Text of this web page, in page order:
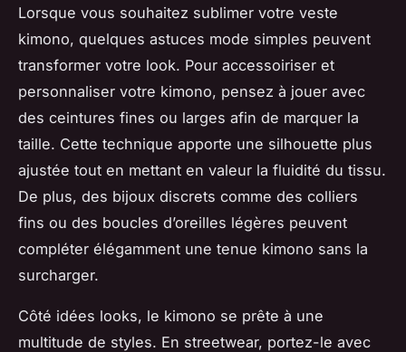
Lorsque vous souhaitez sublimer votre veste
kimono, quelques astuces mode simples peuvent
transformer votre look. Pour accessoiriser et
personnaliser votre kimono, pensez à jouer avec
des ceintures fines ou larges afin de marquer la
taille. Cette technique apporte une silhouette plus
ajustée tout en mettant en valeur la fluidité du tissu.
De plus, des bijoux discrets comme des colliers
fins ou des boucles d’oreilles légères peuvent
compléter élégamment une tenue kimono sans la
surcharger.
Côté idées looks, le kimono se prête à une
multitude de styles. En streetwear, portez-le avec